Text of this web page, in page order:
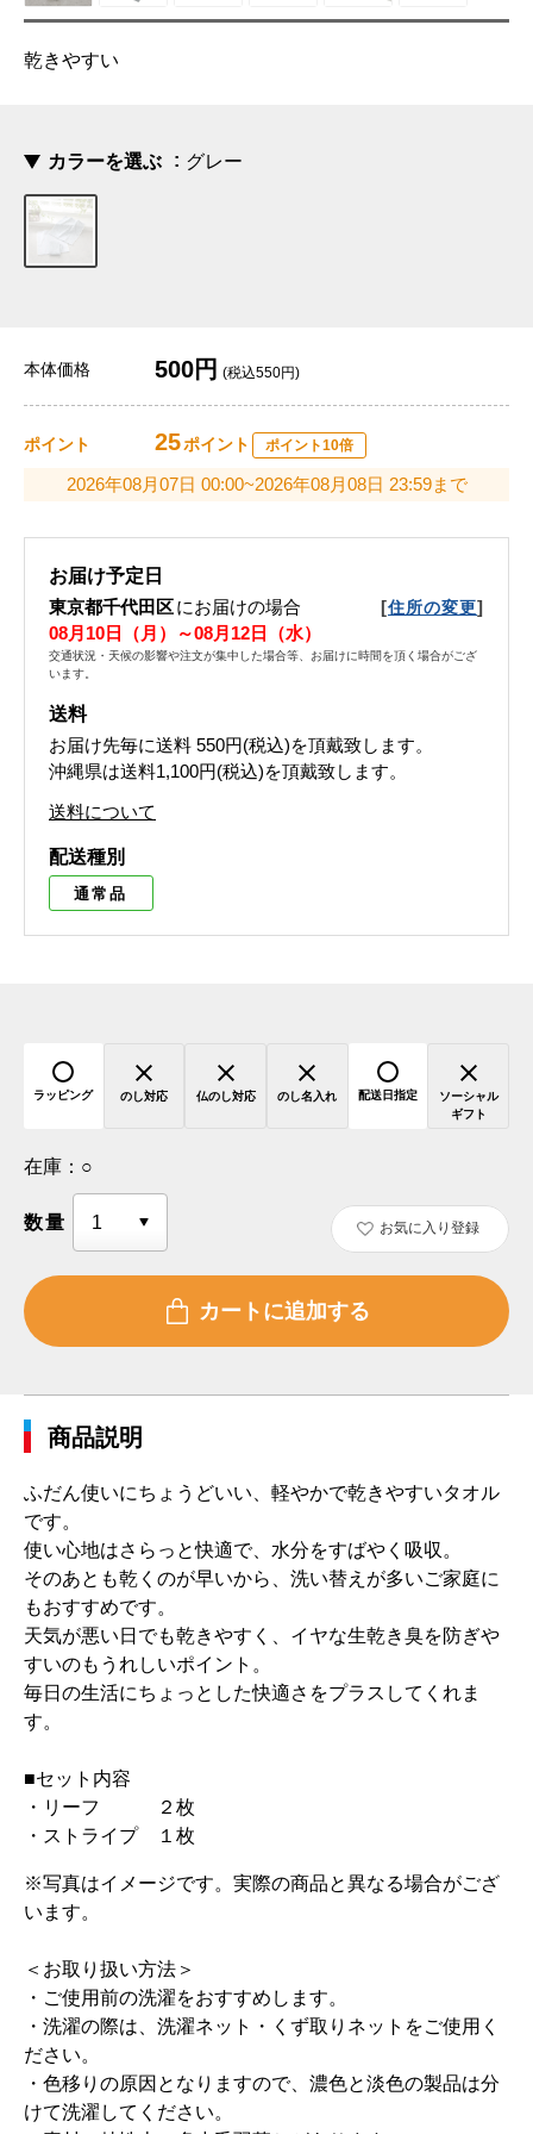
乾きやすい
カラーを選ぶ グレー
本体価格 500円 (税込550円)
ポイント 25ポイント ポイント10倍
2026年08月07日 00:00~2026年08月08日 23:59まで
お届け予定日
東京都千代田区にお届けの場合 [住所の変更]
08月10日（月）～08月12日（水）
交通状況・天候の影響や注文が集中した場合等、お届けに時間を頂く場合がござ
います。
送料
お届け先毎に送料 550円(税込)を頂戴致します。
沖縄県は送料1,100円(税込)を頂戴致します。
送料について
配送種別
通常品
ラッピング のし対応 仏のし対応 のし名入れ 配送日指定
ソーシャル
ギフト
在庫： ○
数量 お気に入り登録
商品説明
ふだん使いにちょうどいい、軽やかで乾きやすいタオル
です。
使い心地はさらっと快適で、水分をすばやく吸収。
そのあとも乾くのが早いから、洗い替えが多いご家庭に
もおすすめです。
天気が悪い日でも乾きやすく、イヤな生乾き臭を防ぎや
すいのもうれしいポイント。
毎日の生活にちょっとした快適さをプラスしてくれま
す。
■セット内容
・リーフ ２枚
・ストライプ １枚
※写真はイメージです。実際の商品と異なる場合がござ
います。
＜お取り扱い方法＞
・ご使用前の洗濯をおすすめします。
・洗濯の際は、洗濯ネット・くず取りネットをご使用く
ださい。
・色移りの原因となりますので、濃色と淡色の製品は分
けて洗濯してください。